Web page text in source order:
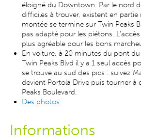
éloigné du Downtown. Par le nord
difficiles à trouver, existent en partie
montée se termine sur Twin Peaks
pas adapté pour les piétons.
plus agréable pour les bons
En voiture, à 20 minutes du pont
Twin Peaks Blvd il y a 1 seul accès
se trouve au sud des pics : suivez
devient Portola Drive puis tourner à
Peaks Boulevard.
Des photos
Informations